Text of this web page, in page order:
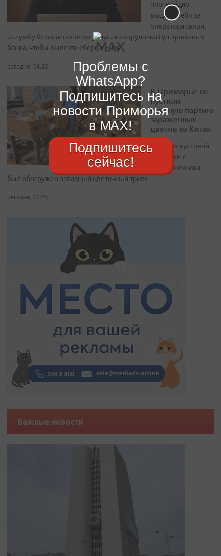
поочерёдно
выдают себя за
оператора связи,
«службу безопасности Госуслуг» и сотрудника Центрального
банка, чтобы вывезти сбережения
сегодня, 04:25
В Приморье не
пустили
крупную партию
зараженных
цветов из Китая
В срезах кустовой
гвоздики и
подсолнечника
был обнаружен западный цветочный трипс
сегодня, 00:25
Важные новости
Проблемы с
WhatsApp?
Подпишитесь на
новости Приморья
в MAX!
Подпишитесь
сейчас!